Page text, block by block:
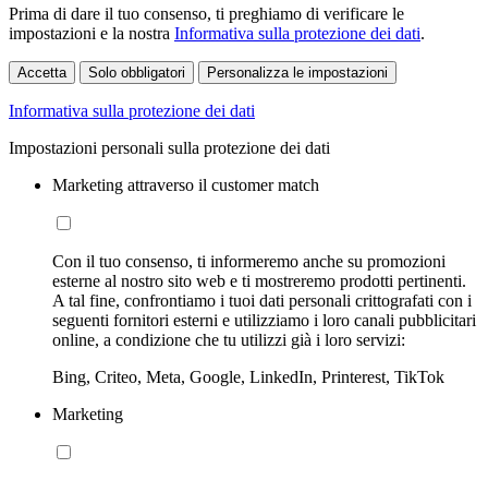
Prima di dare il tuo consenso, ti preghiamo di verificare le
impostazioni e la nostra Informativa sulla protezione dei dati.
Accetta Solo obbligatori Personalizza le impostazioni
Informativa sulla protezione dei dati
Impostazioni personali sulla protezione dei dati
Marketing attraverso il customer match
Con il tuo consenso, ti informeremo anche su promozioni
esterne al nostro sito web e ti mostreremo prodotti pertinenti.
A tal fine, confrontiamo i tuoi dati personali crittografati con i
seguenti fornitori esterni e utilizziamo i loro canali pubblicitari
online, a condizione che tu utilizzi già i loro servizi:
Bing, Criteo, Meta, Google, LinkedIn, Printerest, TikTok
Marketing